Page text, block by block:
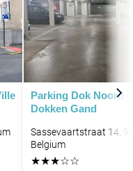
Parking Dok Noord -
Dokken Gand
Sassevaartstraat 14,
Belgium
★★★☆☆